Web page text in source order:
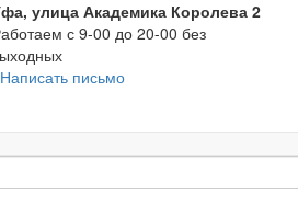
улица Академика Королева 2
с 9-00 до 20-00 без
Написать письмо